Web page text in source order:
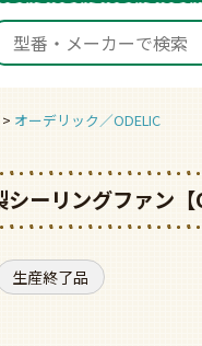
オーデリック／ODELIC
ーリングファン【
生産終了品